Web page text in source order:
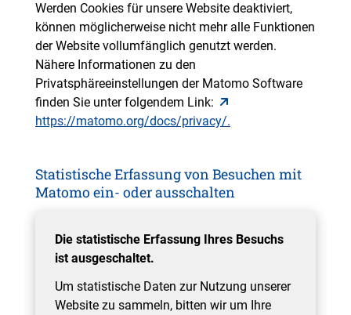
Werden Cookies für unsere Website deaktiviert,
können möglicherweise nicht mehr alle Funktionen
der Website vollumfänglich genutzt werden.
Nähere Informationen zu den
Privatsphäreeinstellungen der Matomo Software
finden Sie unter folgendem Link:
https://matomo.org/docs/privacy/.
Statistische Erfassung von Besuchen mit
Matomo ein- oder ausschalten
Die statistische Erfassung Ihres Besuchs
ist ausgeschaltet.
Um statistische Daten zur Nutzung unserer
Website zu sammeln, bitten wir um Ihre